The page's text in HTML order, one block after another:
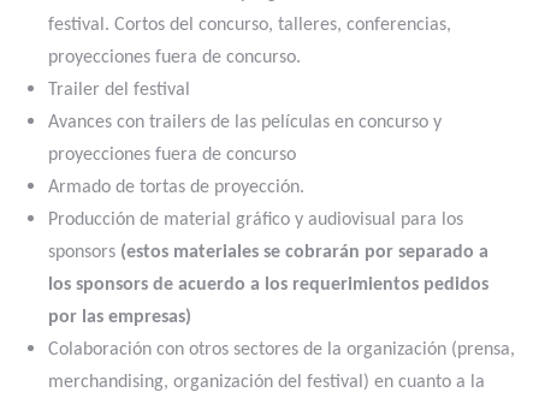
festival. Cortos del concurso, talleres, conferencias,
proyecciones fuera de concurso.
Trailer del festival
Avances con trailers de las películas en concurso y
proyecciones fuera de concurso
Armado de tortas de proyección.
Producción de material gráfico y audiovisual para los
sponsors (estos materiales se cobrarán por separado a
los sponsors de acuerdo a los requerimientos pedidos
por las empresas)
Colaboración con otros sectores de la organización (prensa,
merchandising, organización del festival) en cuanto a la